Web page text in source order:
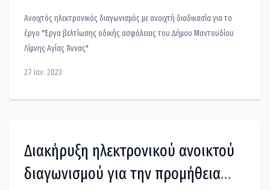
Ανοιχτός ηλεκτρονικός διαγωνισμός με ανοιχτή διαδικασία για το
έργο "Έργα βελτίωσης οδικής ασφάλειας του Δήμου Μαντουδίου
Λίμνης Αγίας Άννας"
27 Ιαν. 2023
Διακήρυξη ηλεκτρονικού ανοικτού
διαγωνισμού για την προμήθεια